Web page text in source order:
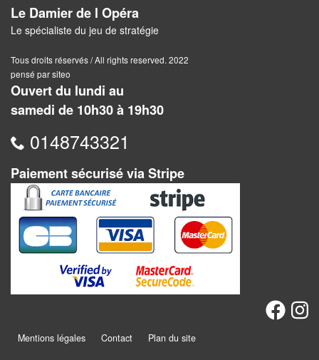
évolutifs
Jeux
abstraits
Extensions
têtes
Accessoires
Backgammon
Jeux
traditionnels
Dominos
de
Le Damier de l Opéra
Le spécialiste du jeu de stratégie
Tous droits réservés / All rights reserved. 2022
pensé par siteo
Ouvert du lundi au
samedi de 10h30 à 19h30
0148743321
Paiement sécurisé via Stripe
Mentions légales Contact Plan du site